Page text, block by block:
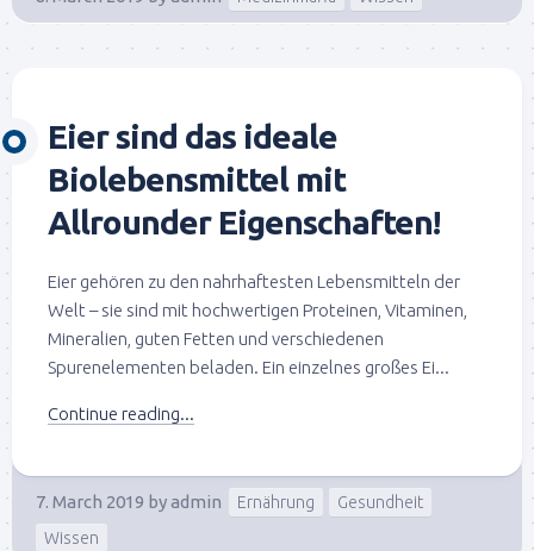
Eier sind das ideale
Biolebensmittel mit
Allrounder Eigenschaften!
Eier gehören zu den nahrhaftesten Lebensmitteln der
Welt – sie sind mit hochwertigen Proteinen, Vitaminen,
Mineralien, guten Fetten und verschiedenen
Spurenelementen beladen. Ein einzelnes großes Ei...
Continue reading...
7. March 2019 byadmin Ernährung
Gesundheit
Wissen